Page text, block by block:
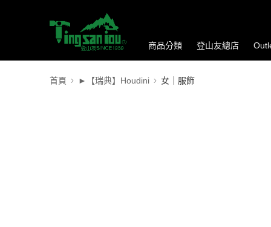
商品分類 登山友總店
首頁 ►【瑞典】Houdini 女｜服飾